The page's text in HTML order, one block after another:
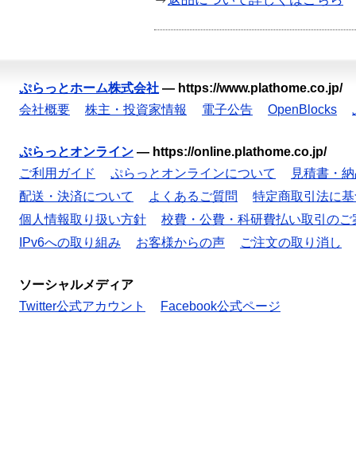
ぷらっとホーム株式会社 — https://www.plathome.co.jp/
会社概要
株主・投資家情報 電子公告 OpenBlocks
ぷらっとオンライン — https://online.plathome.co.jp/
ご利用ガイド
ぷらっとオンラインについて
見積書・
配送・決済について
よくあるご質問
特定商取引法に
個人情報取り扱い方針
校費・公費・科研費払い取引のご
IPv6への取り組み
お客様からの声 ご注文の取り消し
ソーシャルメディア
Twitter公式アカウント
Facebook公式ページ